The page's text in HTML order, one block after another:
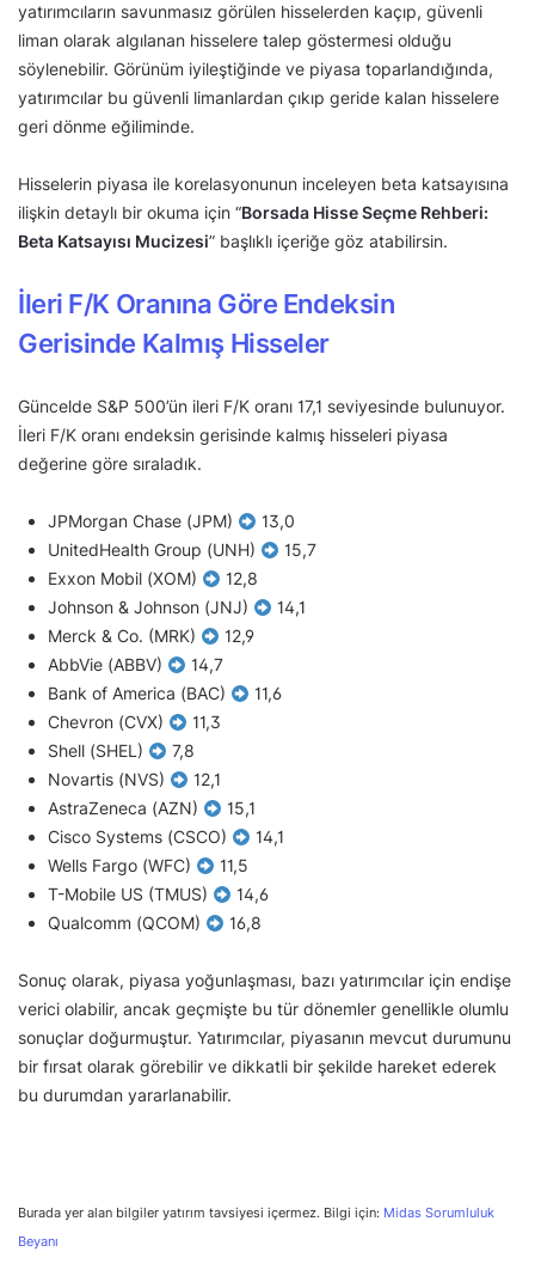
yatırımcıların savunmasız görülen hisselerden kaçıp, güvenli
liman olarak algılanan hisselere talep göstermesi olduğu
söylenebilir. Görünüm iyileştiğinde ve piyasa toparlandığında,
yatırımcılar bu güvenli limanlardan çıkıp geride kalan hisselere
geri dönme eğiliminde.
Hisselerin piyasa ile korelasyonunun inceleyen beta katsayısına
ilişkin detaylı bir okuma için “Borsada Hisse Seçme Rehberi:
Beta Katsayısı Mucizesi” başlıklı içeriğe göz atabilirsin.
İleri F/K Oranına Göre Endeksin
Gerisinde Kalmış Hisseler
Güncelde S&P 500’ün ileri F/K oranı 17,1 seviyesinde bulunuyor.
İleri F/K oranı endeksin gerisinde kalmış hisseleri piyasa
değerine göre sıraladık.
JPMorgan Chase (JPM)
13,0
UnitedHealth Group (UNH)
15,7
Exxon Mobil (XOM)
12,8
Johnson & Johnson (JNJ)
14,1
Merck & Co. (MRK)
12,9
AbbVie (ABBV)
14,7
Bank of America (BAC)
11,6
Chevron (CVX)
11,3
Shell (SHEL)
7,8
Novartis (NVS)
12,1
AstraZeneca (AZN)
15,1
Cisco Systems (CSCO)
14,1
Wells Fargo (WFC)
11,5
T-Mobile US (TMUS)
14,6
Qualcomm (QCOM)
16,8
Sonuç olarak, piyasa yoğunlaşması, bazı yatırımcılar için endişe
verici olabilir, ancak geçmişte bu tür dönemler genellikle olumlu
sonuçlar doğurmuştur. Yatırımcılar, piyasanın mevcut durumunu
bir fırsat olarak görebilir ve dikkatli bir şekilde hareket ederek
bu durumdan yararlanabilir.
Burada yer alan bilgiler yatırım tavsiyesi içermez. Bilgi için: Midas Sorumluluk
Beyanı